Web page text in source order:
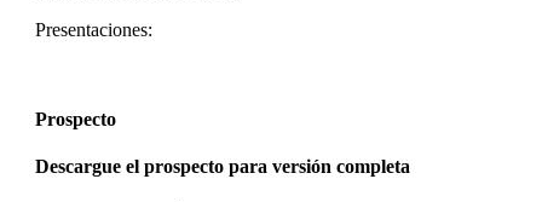
Presentaciones:
Prospecto
Descargue el prospecto para versión completa